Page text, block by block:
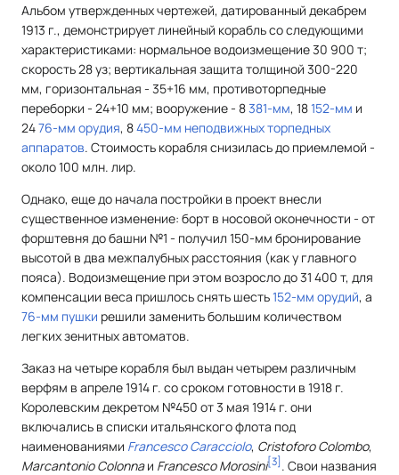
Альбом утвержденных чертежей, датированный декабрем
1913 г., демонстрирует линейный корабль со следующими
характеристиками: нормальное водоизмещение 30 900 т;
скорость 28 уз; вертикальная защита толщиной 300-220
мм, горизонтальная - 35+16 мм, противоторпедные
переборки - 24+10 мм; вооружение - 8381-мм, 18152-мм и
2476-мм орудия, 8450-мм неподвижных торпедных
аппаратов. Стоимость корабля снизилась до приемлемой -
около 100 млн. лир.
Однако, еще до начала постройки в проект внесли
существенное изменение: борт в носовой оконечности - от
форштевня до башни №1 - получил 150-мм бронирование
высотой в два межпалубных расстояния (как у главного
пояса). Водоизмещение при этом возросло до 31 400 т, для
компенсации веса пришлось снять шесть152-мм орудий, а
76-мм пушки решили заменить большим количеством
легких зенитных автоматов.
Заказ на четыре корабля был выдан четырем различным
верфям в апреле 1914 г. со сроком готовности в 1918 г.
Королевским декретом №450 от 3 мая 1914 г. они
включались в списки итальянского флота под
наименованиями Francesco Caracciolo, Cristoforo Colombo,
Marcantonio Colonnaи Francesco Morosini[3] . Свои названия